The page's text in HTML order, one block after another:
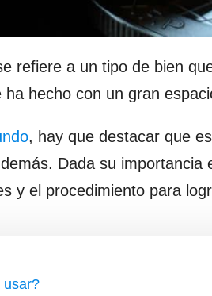
refiere a un tipo de bien
hecho con un gran
, hay que destacar que
Dada su importancia
y el procedimiento para
usar?